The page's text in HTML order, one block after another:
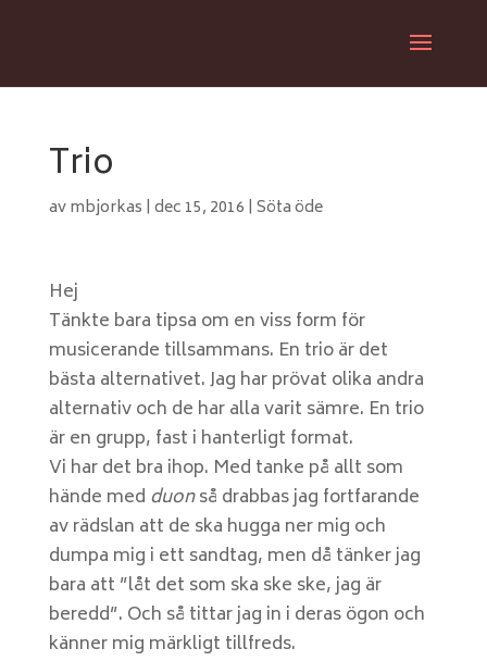
Trio
avmbjorkas | dec 15, 2016 | Söta öde
Hej
Tänkte bara tipsa om en viss form för
musicerande tillsammans. En trio är det
bästa alternativet. Jag har prövat olika andra
alternativ och de har alla varit sämre. En trio
är en grupp, fast i hanterligt format.
Vi har det bra ihop. Med tanke på allt som
hände med duonså drabbas jag fortfarande
av rädslan att de ska hugga ner mig och
dumpa mig i ett sandtag, men då tänker jag
bara att ”låt det som ska ske ske, jag är
beredd”. Och så tittar jag in i deras ögon och
känner mig märkligt tillfreds.